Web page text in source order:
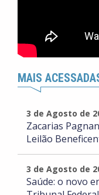
MAIS
3 de Agosto de
Zacarias
Leilão
3 de Agosto de
Saúde: o novo